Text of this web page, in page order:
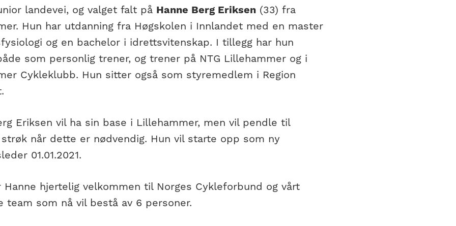
landevei, og valget falt på Hanne Berg Eriksen(33) fra
Hun har utdanning fra Høgskolen i Innlandet med en master
og en bachelor i idrettsvitenskap. I tillegg har hun
som personlig trener, og trener på NTG Lillehammer og i
Cykleklubb. Hun sitter også som styremedlem i Region
Eriksen vil ha sin base i Lillehammer, men vil pendle til
når dette er nødvendig. Hun vil starte opp som ny
01.01.2021.
Hanne hjertelig velkommen til Norges Cykleforbund og vårt
team som nå vil bestå av 6 personer.